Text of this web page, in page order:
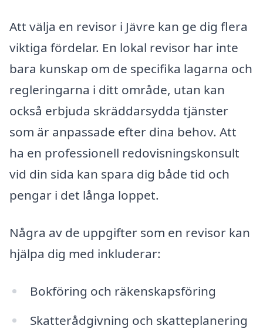
Att välja en revisor i Jävre kan ge dig flera
viktiga fördelar. En lokal revisor har inte
bara kunskap om de specifika lagarna och
regleringarna i ditt område, utan kan
också erbjuda skräddarsydda tjänster
som är anpassade efter dina behov. Att
ha en professionell redovisningskonsult
vid din sida kan spara dig både tid och
pengar i det långa loppet.
Några av de uppgifter som en revisor kan
hjälpa dig med inkluderar:
Bokföring och räkenskapsföring
Skatterådgivning och skatteplanering